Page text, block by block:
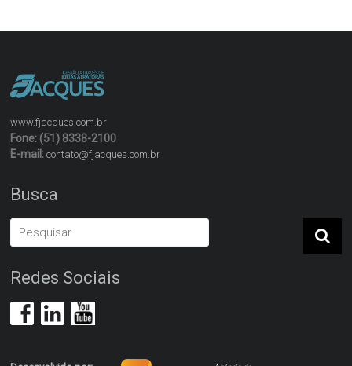
www.fjacques.com.br
Fone: (51) 8338-2100
E-mail:contato@fjacques.com.br
Busca
Redes Sociais